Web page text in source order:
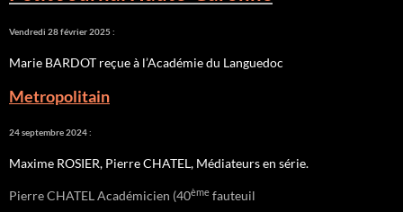
Vendredi 28 février 2025 :
Marie BARDOT reçue à l’Académie du Languedoc
Metropolitain
24 septembre 2024 :
Maxime ROSIER, Pierre CHATEL, Médiateurs en série.
Pierre CHATEL Académicien (40ème fauteuil